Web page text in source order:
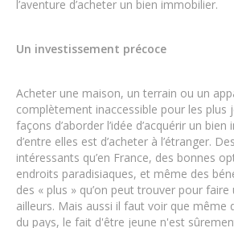
l’aventure d’acheter un bien immobilier.
Un investissement précoce
Acheter une maison, un terrain ou un
complètement inaccessible pour les plus
façons d’aborder l’idée d’acquérir un bien
d’entre elles est d’acheter à l’étranger.
intéressants qu’en France, des bonnes
endroits paradisiaques, et même des
des « plus » qu’on peut trouver pour
ailleurs. Mais aussi il faut voir que même
du pays, le fait d'être jeune n'est